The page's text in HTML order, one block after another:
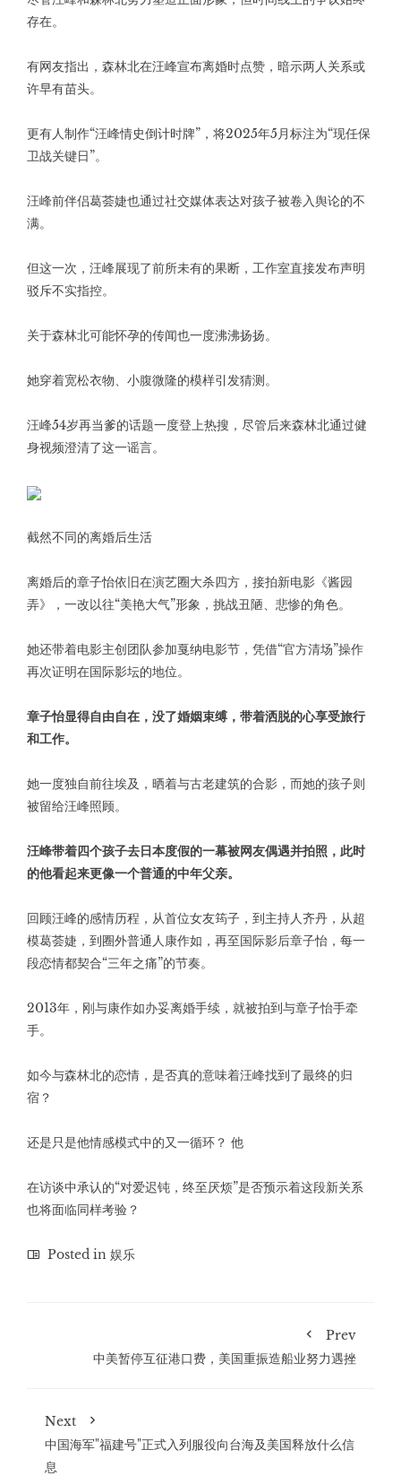
存在。
有网友指出，森林北在汪峰宣布离婚时点赞，暗示两人关系或
许早有苗头。
更有人制作“汪峰情史倒计时牌”，将2025年5月标注为“现任保
卫战关键日”。
汪峰前伴侣葛荟婕也通过社交媒体表达对孩子被卷入舆论的不
满。
但这一次，汪峰展现了前所未有的果断，工作室直接发布声明
驳斥不实指控。
关于森林北可能怀孕的传闻也一度沸沸扬扬。
她穿着宽松衣物、小腹微隆的模样引发猜测。
汪峰54岁再当爹的话题一度登上热搜，尽管后来森林北通过健
身视频澄清了这一谣言。
截然不同的离婚后生活
离婚后的章子怡依旧在演艺圈大杀四方，接拍新电影《酱园
弄》，一改以往“美艳大气”形象，挑战丑陋、悲惨的角色。
她还带着电影主创团队参加戛纳电影节，凭借“官方清场”操作
再次证明在国际影坛的地位。
章子怡显得自由自在，没了婚姻束缚，带着洒脱的心享受旅行
和工作。
她一度独自前往埃及，晒着与古老建筑的合影，而她的孩子则
被留给汪峰照顾。
汪峰带着四个孩子去日本度假的一幕被网友偶遇并拍照，此时
的他看起来更像一个普通的中年父亲。
回顾汪峰的感情历程，从首位女友筠子，到主持人齐丹，从超
模葛荟婕，到圈外普通人康作如，再至国际影后章子怡，每一
段恋情都契合“三年之痛”的节奏。
2013年，刚与康作如办妥离婚手续，就被拍到与章子怡手牵
手。
如今与森林北的恋情，是否真的意味着汪峰找到了最终的归
宿？
还是只是他情感模式中的又一循环？ 他
在访谈中承认的“对爱迟钝，终至厌烦”是否预示着这段新关系
也将面临同样考验？
Posted in 娱乐
Prev
中美暂停互征港口费，美国重振造船业努力遇挫
Next
中国海军"福建号"正式入列服役向台海及美国释放什么信
息